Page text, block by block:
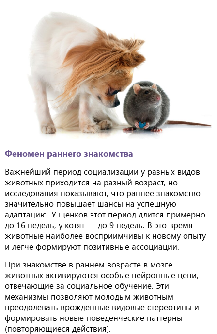
Феномен раннего знакомства
Важнейший период социализации у разных видов
животных приходится на разный возраст, но
исследования показывают, что раннее знакомство
значительно повышает шансы на успешную
адаптацию. У щенков этот период длится примерно
до 16 недель, у котят — до 9 недель. В это время
животные наиболее восприимчивы к новому опыту
и легче формируют позитивные ассоциации.
При знакомстве в раннем возрасте в мозге
животных активируются особые нейронные цепи,
отвечающие за социальное обучение. Эти
механизмы позволяют молодым животным
преодолевать врожденные видовые стереотипы и
формировать новые поведенческие паттерны
(повторяющиеся действия).